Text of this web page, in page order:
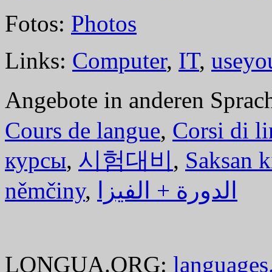
Fotos: Photos
Links: Computer, IT,
Angebote in anderen
Cours de langue, Corsi di
курсы, 시험대비, Saksan
němčiny, الدورة + الفيزا
LONGUA.ORG: